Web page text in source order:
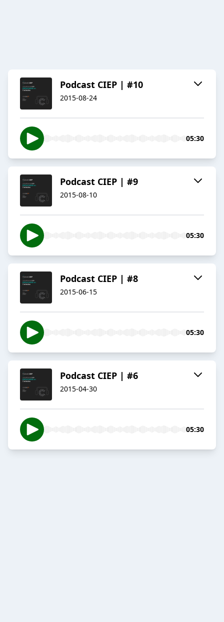
Podcast CIEP | #10
2015-08-24
05:30
Podcast CIEP | #9
2015-08-10
05:30
Podcast CIEP | #8
2015-06-15
05:30
Podcast CIEP | #6
2015-04-30
05:30